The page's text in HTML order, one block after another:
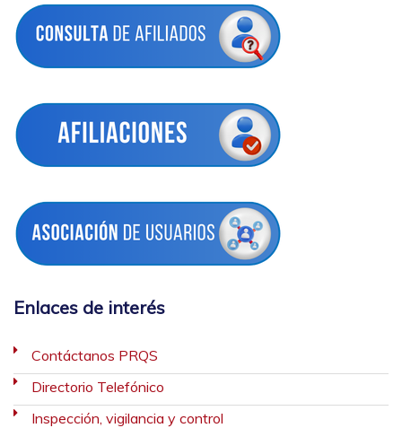
Enlaces de interés
Contáctanos PRQS
Directorio Telefónico
Inspección, vigilancia y control